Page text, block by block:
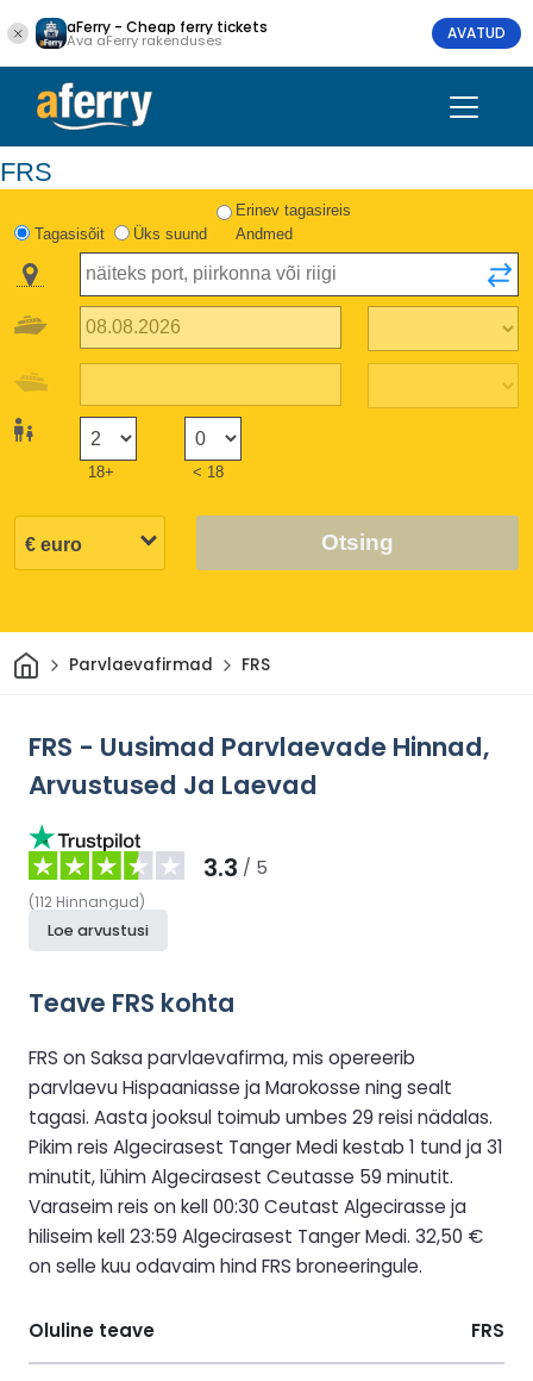
aFerry - Cheap ferry tickets
Ava aFerry rakenduses AVATUD
FRS
Tagasisõit Üks suund
Erinev tagasireis
Andmed
18+ < 18
Otsing
Avaleht
Parvlaevafirmad FRS
FRS - Uusimad Parvlaevade Hinnad,
Arvustused Ja Laevad
3.3 / 5
(112 Hinnangud)
Loe arvustusi
Teave FRS kohta
FRS on Saksa parvlaevafirma, mis opereerib
parvlaevu Hispaaniasse ja Marokosse ning sealt
tagasi. Aasta jooksul toimub umbes 29 reisi nädalas.
Pikim reis Algecirasest Tanger Medi kestab 1 tund ja 31
minutit, lühim Algecirasest Ceutasse 59 minutit.
Varaseim reis on kell 00:30 Ceutast Algecirasse ja
hiliseim kell 23:59 Algecirasest Tanger Medi. 32,50 €
on selle kuu odavaim hind FRS broneeringule.
Oluline teave FRS